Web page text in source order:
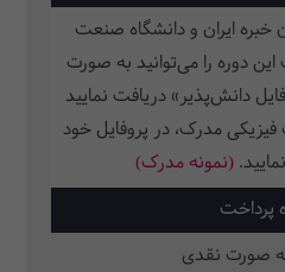
خبره ایران و دانشگاه صنعت
دوره را می‌توانید به صورت
دانش‌پذیر» دریافت نمایید
مدرک، در پروفایل خود
(نمونه مدرک)
پرداخت
صورت نقدی